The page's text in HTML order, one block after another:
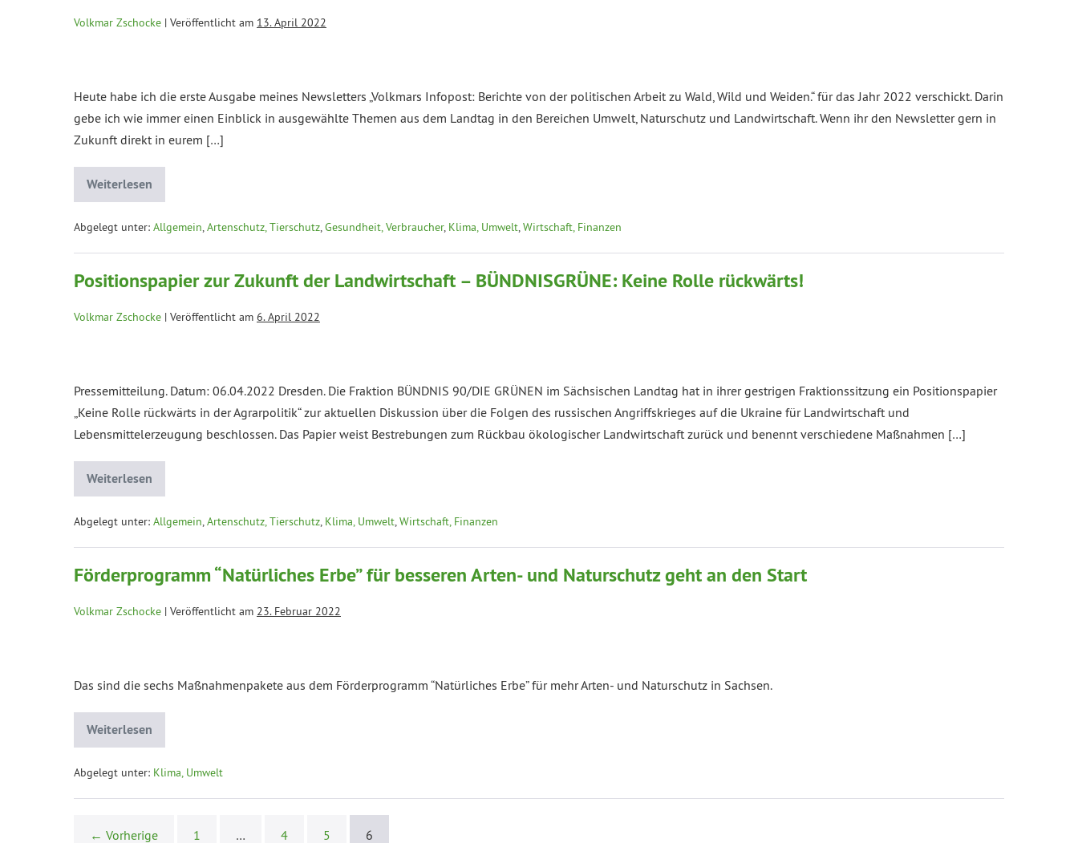
Volkmar Zschocke | Veröffentlicht am 13. April 2022
Heute habe ich die erste Ausgabe meines Newsletters „Volkmars Infopost: Berichte von der politischen Arbeit zu Wald, Wild und Weiden.“ für das Jahr 2022 verschickt. Darin
gebe ich wie immer einen Einblick in ausgewählte Themen aus dem Landtag in den Bereichen Umwelt, Naturschutz und Landwirtschaft. Wenn ihr den Newsletter gern in
Zukunft direkt in eurem […]
Weiterlesen
Abgelegt unter: Allgemein,Artenschutz, Tierschutz,Gesundheit, Verbraucher, Klima, Umwelt,Wirtschaft, Finanzen
Positionspapier zur Zukunft der Landwirtschaft – BÜNDNISGRÜNE: Keine Rolle rückwärts!
Volkmar Zschocke | Veröffentlicht am 6. April 2022
Pressemitteilung. Datum: 06.04.2022 Dresden. Die Fraktion BÜNDNIS 90/DIE GRÜNEN im Sächsischen Landtag hat in ihrer gestrigen Fraktionssitzung ein Positionspapier
„Keine Rolle rückwärts in der Agrarpolitik“ zur aktuellen Diskussion über die Folgen des russischen Angriffskrieges auf die Ukraine für Landwirtschaft und
Lebensmittelerzeugung beschlossen. Das Papier weist Bestrebungen zum Rückbau ökologischer Landwirtschaft zurück und benennt verschiedene Maßnahmen […]
Weiterlesen
Abgelegt unter: Allgemein,Artenschutz, Tierschutz, Klima, Umwelt,Wirtschaft, Finanzen
Förderprogramm “Natürliches Erbe” für besseren Arten- und Naturschutz geht an den Start
Volkmar Zschocke | Veröffentlicht am 23. Februar 2022
Das sind die sechs Maßnahmenpakete aus dem Förderprogramm “Natürliches Erbe” für mehr Arten- und Naturschutz in Sachsen.
Weiterlesen
Abgelegt unter: Klima, Umwelt
← Vorherige 1 … 4 5 6